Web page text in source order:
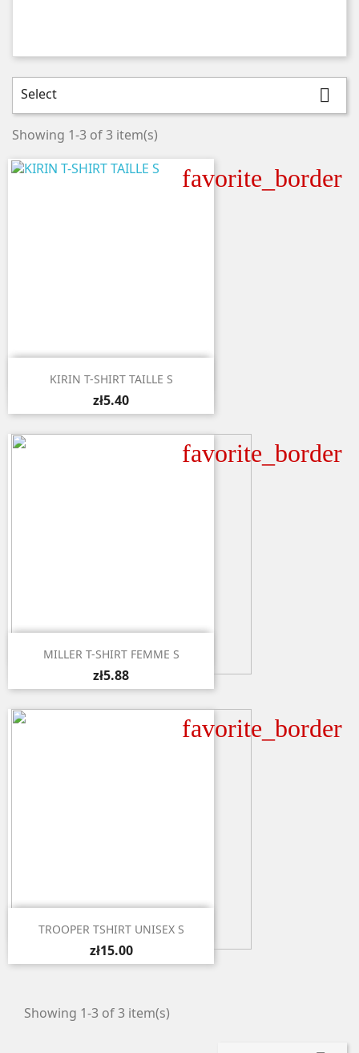
Select 
Showing 1-3 of 3 item(s)
favorite_border
 Quick view
KIRIN T-SHIRT TAILLE S
zł5.40
favorite_border
 Quick view
MILLER T-SHIRT FEMME S
zł5.88
favorite_border
 Quick view
TROOPER TSHIRT UNISEX S
zł15.00
Showing 1-3 of 3 item(s)